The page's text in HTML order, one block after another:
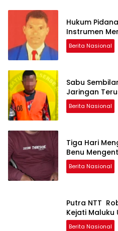
Hukum
Instrumen
Berita Nasional
Sabu
Jaringan
Berita Nasional
Tiga Hari
Benu
Berita Nasional
Putra NTT
Kejati Maluku
Berita Nasional